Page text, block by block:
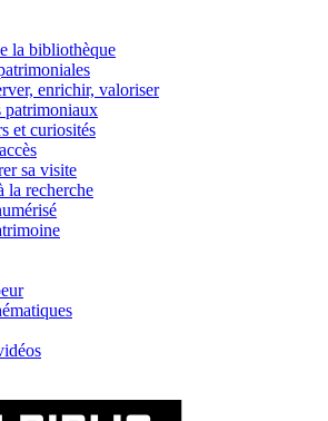
la bibliothèque
enrichir, valoriser
patrimoniaux
et curiosités
sa visite
la recherche